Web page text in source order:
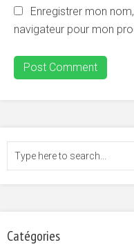
Enregistrer mon
navigateur pour mon
Catégories